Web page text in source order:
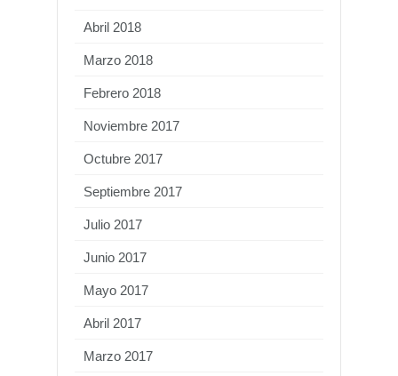
Abril 2018
Marzo 2018
Febrero 2018
Noviembre 2017
Octubre 2017
Septiembre 2017
Julio 2017
Junio 2017
Mayo 2017
Abril 2017
Marzo 2017